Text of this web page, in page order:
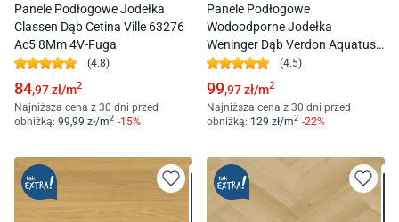
Panele Podłogowe Jodełka
Classen Dąb Cetina Ville 63276
Ac5 8Mm 4V-Fuga
(4.8)
84,97zł/m2
Najniższa cena z 30 dni przed
obniżką: 99 ,99 zł/m2 -15%
Panele Podłogowe
Wodoodporne Jodełka
Weninger Dąb Verdon Aquatus
J W706J Ac5 8Mm 4V-Fuga
(4.5)
99,97zł/m2
Najniższa cena z 30 dni przed
obniżką: 129 zł/m2 -22%